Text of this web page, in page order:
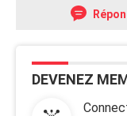
DEVENEZ